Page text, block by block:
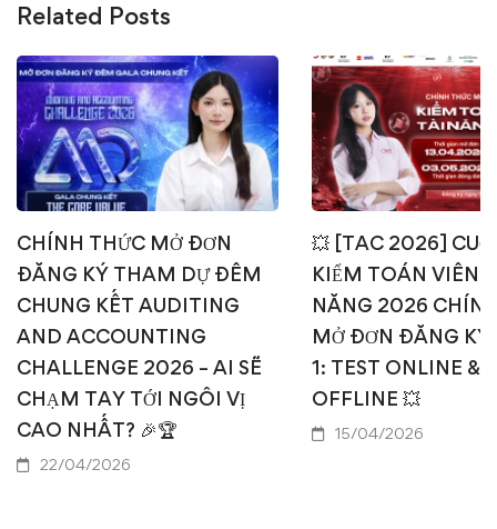
Related Posts
CHÍNH THỨC MỞ ĐƠN
ĐĂNG KÝ THAM DỰ ĐÊM
CHUNG KẾT AUDITING
AND ACCOUNTING
CHALLENGE 2026 – AI SẼ
CHẠM TAY TỚI NGÔI VỊ
CAO NHẤT? 🎉🏆
22/04/2026
💥 [TAC 2026]
KIỂM TOÁN VIÊN
NĂNG 2026
MỞ ĐƠN ĐĂNG KÝ
1: TEST ONLINE &
OFFLINE 💥
15/04/2026